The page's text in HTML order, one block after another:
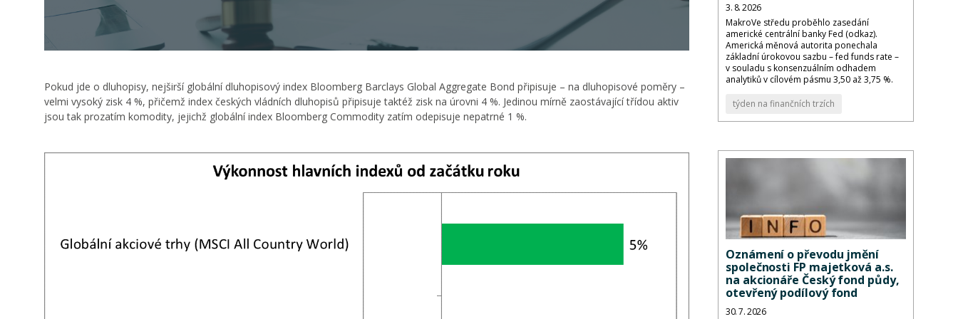
Pokud jde o dluhopisy, nejširší globální dluhopisový index Bloomberg Barclays Global Aggregate Bond připisuje – na dluhopisové poměry –
velmi vysoký zisk 4 %, přičemž index českých vládních dluhopisů připisuje taktéž zisk na úrovni 4 %. Jedinou mírně zaostávající třídou aktiv
jsou tak prozatím komodity, jejichž globální index Bloomberg Commodity zatím odepisuje nepatrné 1 %.
3. 8. 2026
MakroVe středu proběhlo zasedání
americké centrální banky Fed (odkaz).
Americká měnová autorita ponechala
základní úrokovou sazbu – fed funds rate –
v souladu s konsenzuálním odhadem
analytiků v cílovém pásmu 3,50 až 3,75 %.
týden na finančních trzích
Oznámení o převodu jmění
společnosti FP majetková a.s.
na akcionáře Český fond půdy,
otevřený podílový fond
30. 7. 2026